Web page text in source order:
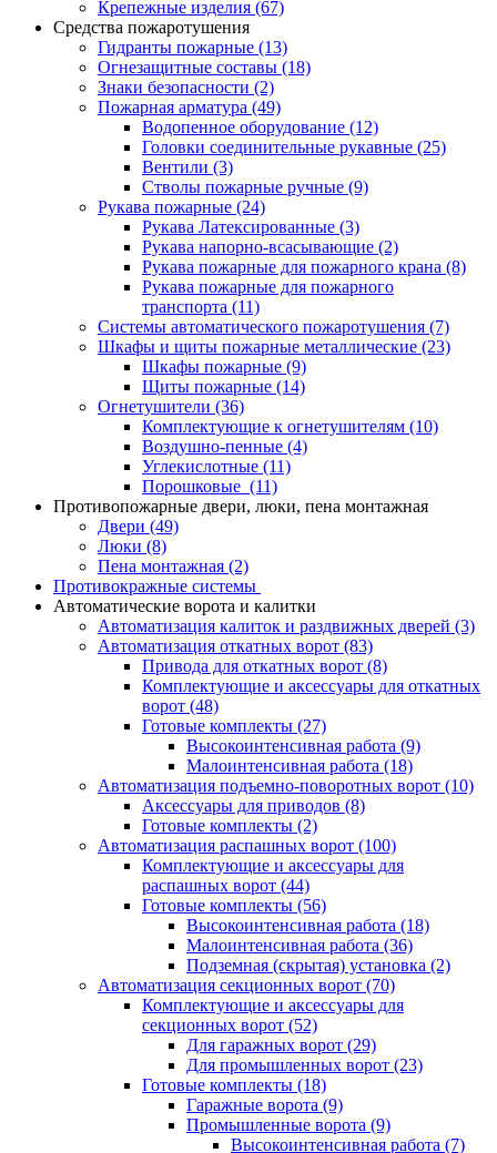
Крепежные изделия (67)
Средства пожаротушения
Гидранты пожарные (13)
Огнезащитные составы (18)
Знаки безопасности (2)
Пожарная арматура (49)
Водопенное оборудование (12)
Головки соединительные рукавные (25)
Вентили (3)
Стволы пожарные ручные (9)
Рукава пожарные (24)
Рукава Латексированные (3)
Рукава напорно-всасывающие (2)
Рукава пожарные для пожарного крана (8)
Рукава пожарные для пожарного
транспорта (11)
Системы автоматического пожаротушения (7)
Шкафы и щиты пожарные металлические (23)
Шкафы пожарные (9)
Щиты пожарные (14)
Огнетушители (36)
Комплектующие к огнетушителям (10)
Воздушно-пенные (4)
Углекислотные (11)
Порошковые (11)
Противопожарные двери, люки, пена монтажная
Двери (49)
Люки (8)
Пена монтажная (2)
Противокражные системы
Автоматические ворота и калитки
Автоматизация калиток и раздвижных дверей (3)
Автоматизация откатных ворот (83)
Привода для откатных ворот (8)
Комплектующие и аксессуары для откатных
ворот (48)
Готовые комплекты (27)
Высокоинтенсивная работа (9)
Малоинтенсивная работа (18)
Автоматизация подъемно-поворотных ворот (10)
Аксессуары для приводов (8)
Готовые комплекты (2)
Автоматизация распашных ворот (100)
Комплектующие и аксессуары для
распашных ворот (44)
Готовые комплекты (56)
Высокоинтенсивная работа (18)
Малоинтенсивная работа (36)
Подземная (скрытая) установка (2)
Автоматизация секционных ворот (70)
Комплектующие и аксессуары для
секционных ворот (52)
Для гаражных ворот (29)
Для промышленных ворот (23)
Готовые комплекты (18)
Гаражные ворота (9)
Промышленные ворота (9)
Высокоинтенсивная работа (7)